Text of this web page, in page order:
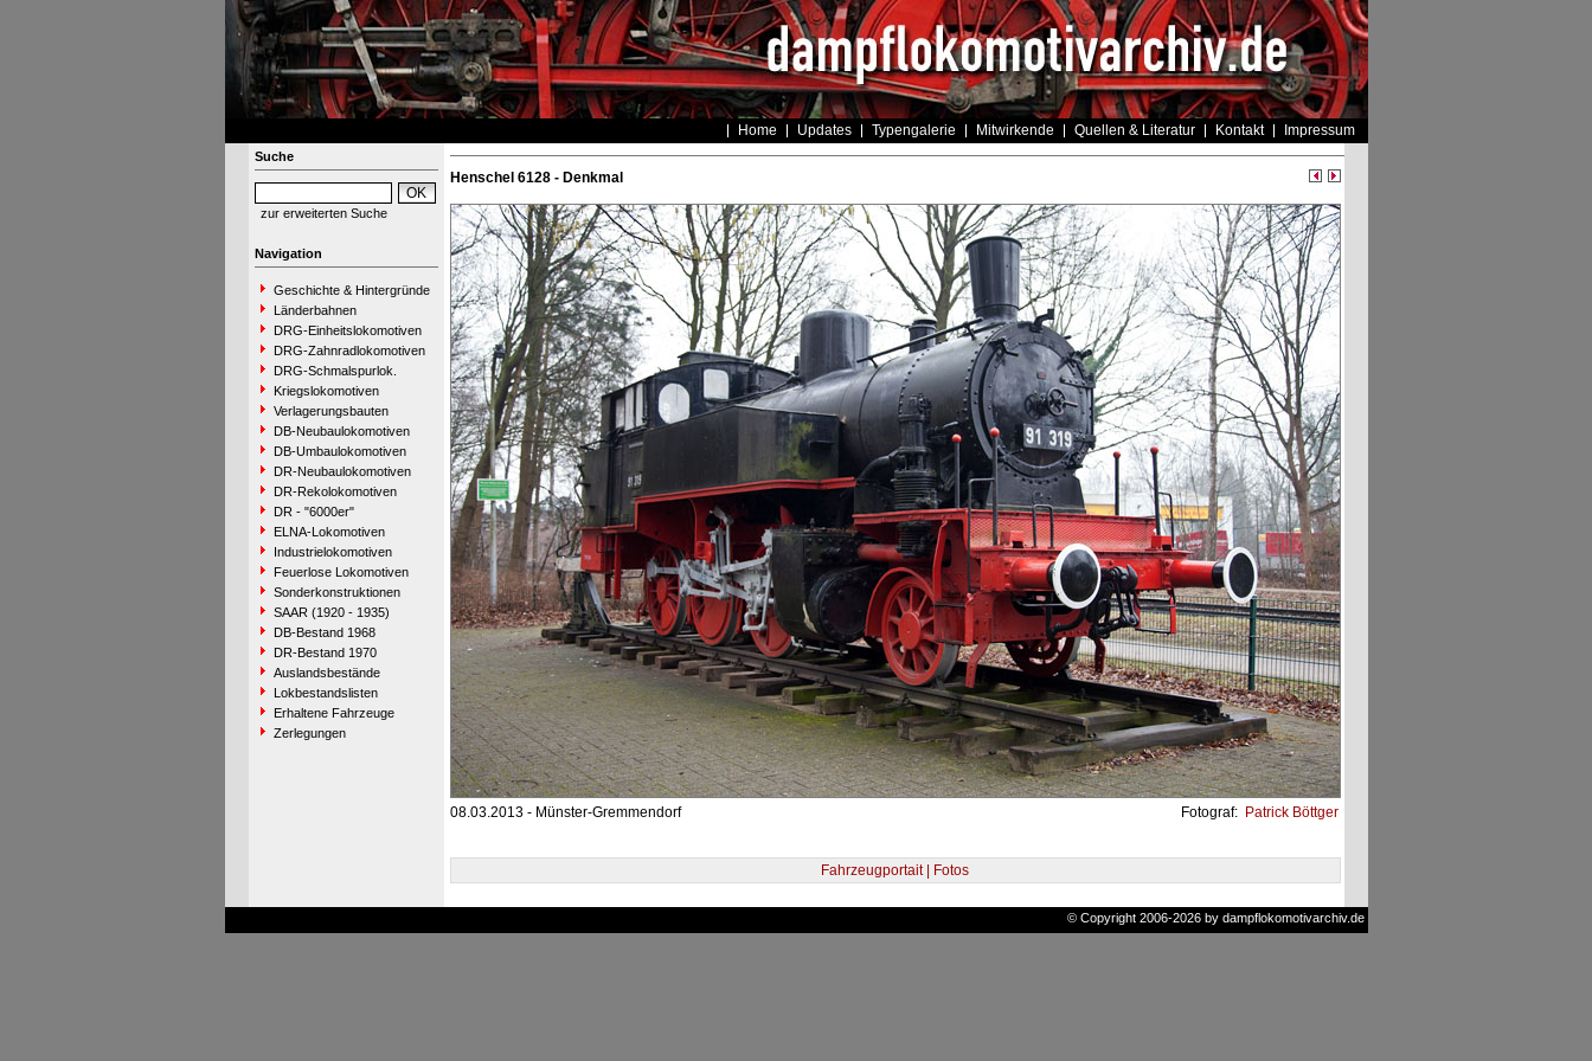
Home Updates Typengalerie Mitwirkende Quellen & Literatur Kontakt Impressum
Suche
zur erweiterten Suche
Navigation
Geschichte & Hintergründe
Länderbahnen
DRG-Einheitslokomotiven
DRG-Zahnradlokomotiven
DRG-Schmalspurlok.
Kriegslokomotiven
Verlagerungsbauten
DB-Neubaulokomotiven
DB-Umbaulokomotiven
DR-Neubaulokomotiven
DR-Rekolokomotiven
DR - "6000er"
ELNA-Lokomotiven
Industrielokomotiven
Feuerlose Lokomotiven
Sonderkonstruktionen
SAAR (1920 - 1935)
DB-Bestand 1968
DR-Bestand 1970
Auslandsbestände
Lokbestandslisten
Erhaltene Fahrzeuge
Zerlegungen
Henschel 6128 - Denkmal
08.03.2013 - Münster-Gremmendorf Fotograf: Patrick Böttger
Fahrzeugportait | Fotos
© Copyright 2006-2026 by dampflokomotivarchiv.de